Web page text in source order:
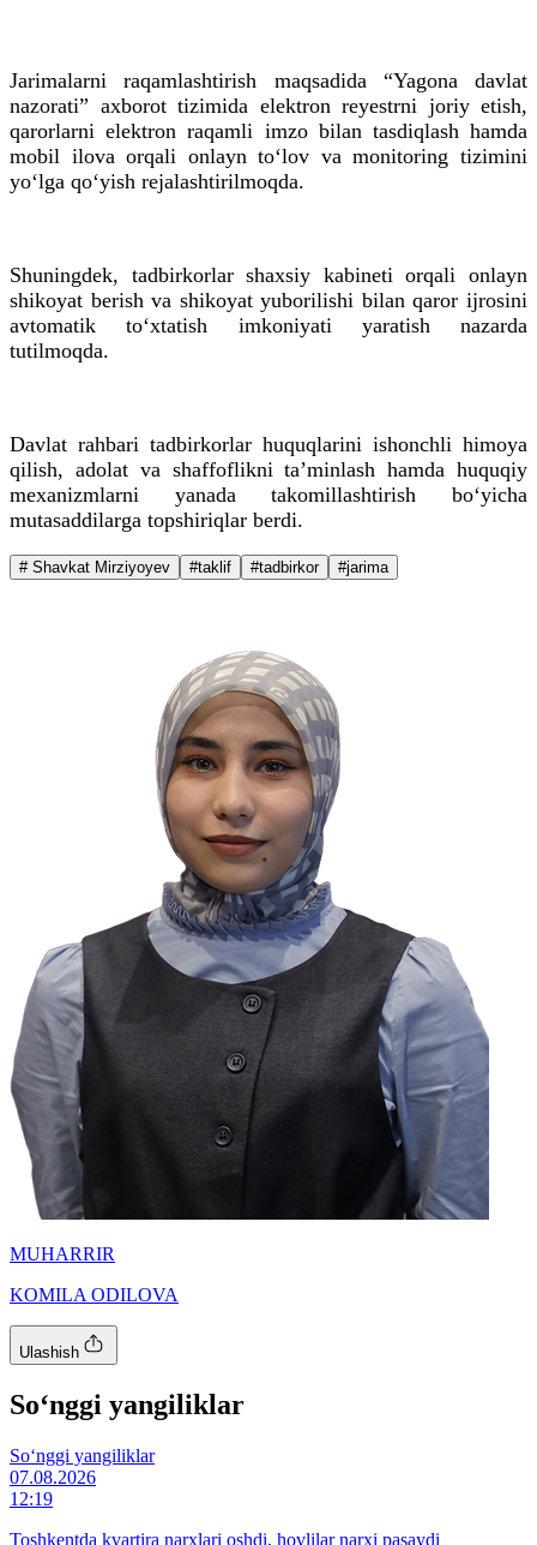
Jarimalarni raqamlashtirish maqsadida “Yagona davlat
nazorati” axborot tizimida elektron reyestrni joriy etish,
qarorlarni elektron raqamli imzo bilan tasdiqlash hamda
mobil ilova orqali onlayn to‘lov va monitoring tizimini
yo‘lga qo‘yish rejalashtirilmoqda.
Shuningdek, tadbirkorlar shaxsiy kabineti orqali onlayn
shikoyat berish va shikoyat yuborilishi bilan qaror ijrosini
avtomatik to‘xtatish imkoniyati yaratish nazarda
tutilmoqda.
Davlat rahbari tadbirkorlar huquqlarini ishonchli himoya
qilish, adolat va shaffoflikni ta’minlash hamda huquqiy
mexanizmlarni yanada takomillashtirish bo‘yicha
mutasaddilarga topshiriqlar berdi.
# Shavkat Mirziyoyev #taklif #tadbirkor #jarima
MUHARRIR
KOMILA ODILOVA
Ulashish
So‘nggi yangiliklar
So‘nggi yangiliklar
07.08.2026
12:19
Toshkentda kvartira narxlari oshdi, hovlilar narxi pasaydi